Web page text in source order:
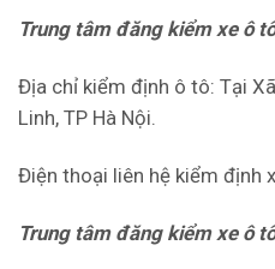
Trung tâm đăng kiểm xe ô
Địa chỉ kiểm định ô tô: Tại
Linh, TP Hà Nội.
Điện thoại liên hệ kiểm định
Trung tâm đăng kiểm xe ô